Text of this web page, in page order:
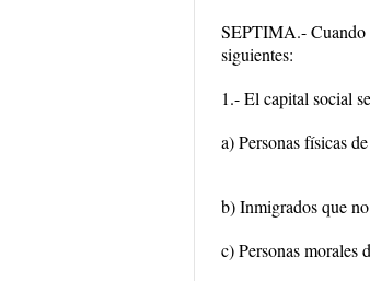
SEPTIMA.- Cuando
siguientes:
1.- El capital social
a) Personas físicas
b) Inmigrados que
c) Personas morales